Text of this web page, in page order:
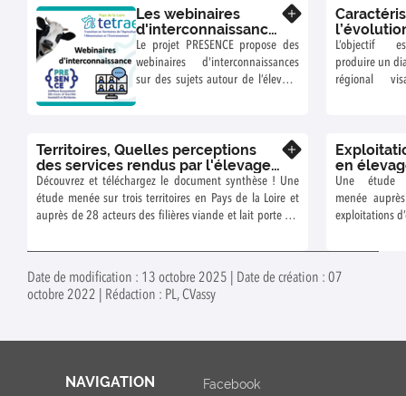
Les webinaires
d'interconnaissances
du projet PRESENCE
Le projet PRESENCE propose des
webinaires d'interconnaissances
sur des sujets autour de l’élevage
des
et des
Loire
L’objectif
produire un
régional
dynamiques
et
l’élevage
Région des
Loire.
Territoires, Quelles perceptions
des services rendus par l'élevage
bovin ?
Découvrez et téléchargez le document synthèse ! Une
étude menée sur trois territoires en Pays de la Loire et
auprès de 28 acteurs des filières viande et lait porte sur
filière des services rendus par l’élevage bovin.
en
bovin,
liens
services
Une
menée
exploitations
des Pays de
Date de modification : 13 octobre 2025 | Date de création : 07
octobre 2022 | Rédaction : PL, CVassy
NAVIGATION
Facebook